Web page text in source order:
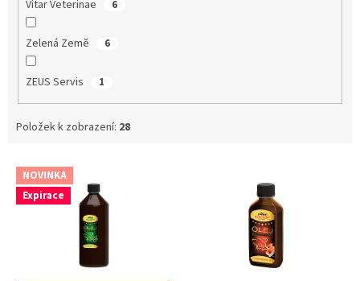
Vitar Veterinae 6
Zelená Země 6
ZEUS Servis 1
Položek k zobrazení: 28
V
p
NOVINKA
Expirace